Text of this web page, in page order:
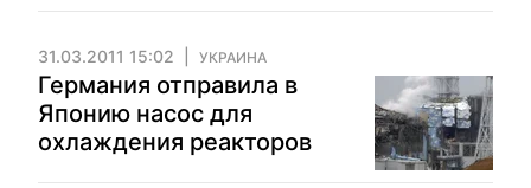
31.03.2011 15:02 УКРАИНА
Германия отправила в
Японию насос для
охлаждения реакторов